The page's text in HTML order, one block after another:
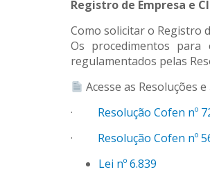
Registro de Empresa e
Como solicitar o Registro
Os procedimentos para
regulamentados pelas
Acesse as Resoluções
·
Resolução Cofen nº
·
Resolução Cofen nº
Lei nº 6.839